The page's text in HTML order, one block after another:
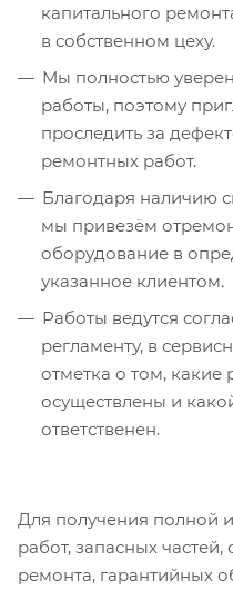
капитального
в собственном цеху.
Мы полностью
работы, поэтому
проследить за
ремонтных работ.
Благодаря наличию
мы привезём
оборудование в
указанное клиентом.
Работы ведутся
регламенту, в
отметка о том, какие
осуществлены и
ответственен.
Для получения полной
работ, запасных
ремонта, гарантийных